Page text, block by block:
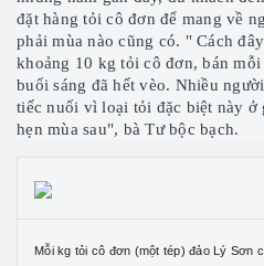
đặt hàng tỏi cô đơn để mang về
phải mùa nào cũng có. " Cách
khoảng 10 kg tỏi cô đơn, bán
buổi sáng đã hết vèo. Nhiều
tiếc nuối vì loại tỏi đặc biệt này ở
hẹn mùa sau", bà Tư bộc bạch.
Mỗi kg tỏi cô đơn (một tép) đảo Lý Sơn